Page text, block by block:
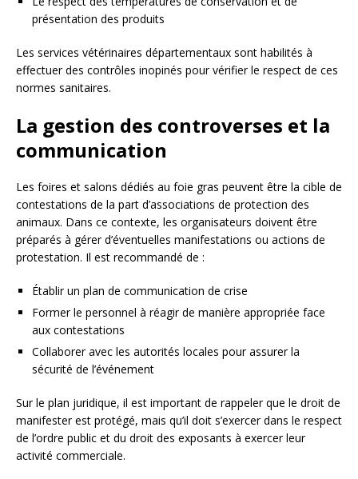
présentation des produits
Les services vétérinaires départementaux sont habilités à
effectuer des contrôles inopinés pour vérifier le respect de ces
normes sanitaires.
La gestion des controverses et la
communication
Les foires et salons dédiés au foie gras peuvent être la cible de
contestations de la part d’associations de protection des
animaux. Dans ce contexte, les organisateurs doivent être
préparés à gérer d’éventuelles manifestations ou actions de
protestation. Il est recommandé de :
Établir un plan de communication de crise
Former le personnel à réagir de manière appropriée face
aux contestations
Collaborer avec les autorités locales pour assurer la
sécurité de l’événement
Sur le plan juridique, il est important de rappeler que le droit de
manifester est protégé, mais qu’il doit s’exercer dans le respect
de l’ordre public et du droit des exposants à exercer leur
activité commerciale.